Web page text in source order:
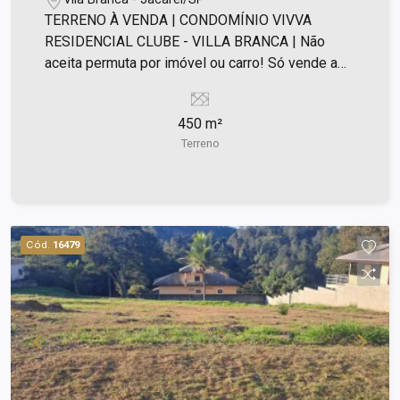
TERRENO À VENDA | CONDOMÍNIO VIVVA
RESIDENCIAL CLUBE - VILLA BRANCA | Não
aceita permuta por imóvel ou carro! Só vende a
Terreno de 450m²; - Liberado para construir a sua
churrasqueira; - Campo de futebol; - Quadra de
tênis; - Lago; - Pista de caminhada e muito mais.
Ótima localização, próximo ao bairro Villa Branca,
supermercados, restaurantes, escolas, farmácias,
Shopping, hospital, entretenimento. Fica a apenas
10 minutos do centro da cidade e fácil acesso à
Rodovia Presidente Dutra. Ligue e agende a sua
visita!
450 m²
Terreno
Cód. 16479